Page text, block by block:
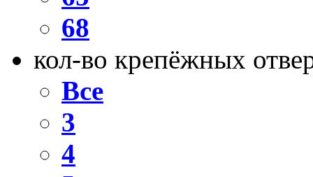
68
кол-во крепёжных
Все
3
4